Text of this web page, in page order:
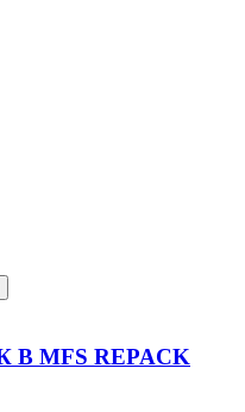
MFS REPACK